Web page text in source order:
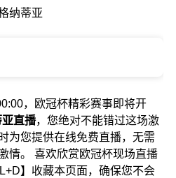
纳蒂亚
，欧冠杯精彩赛事即将开
直播，您绝对不能错过这场激
为您提供在线免费直播，无需
情。 喜欢欣赏欧冠杯现场直播
】收藏本页面，确保您不会